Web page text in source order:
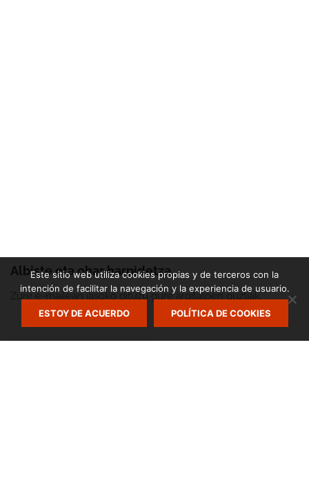
Albiste eta ohar harpidetza
Zure e-mailean jasoko dituzu gure argitalpen guztiak.
Este sitio web utiliza cookies propias y de terceros con la
intención de facilitar la navegación y la experiencia de usuario.
ESTOY DE ACUERDO POLÍTICA DE COOKIES